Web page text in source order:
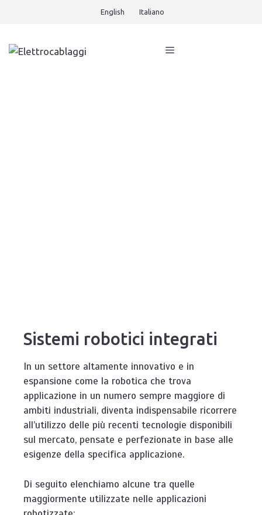
English Italiano
Sistemi robotici integrati
In un settore altamente innovativo e in
espansione come la robotica che trova
applicazione in un numero sempre maggiore di
ambiti industriali, diventa indispensabile ricorrere
all’utilizzo delle più recenti tecnologie disponibili
sul mercato, pensate e perfezionate in base alle
esigenze della specifica applicazione.
Di seguito elenchiamo alcune tra quelle
maggiormente utilizzate nelle applicazioni